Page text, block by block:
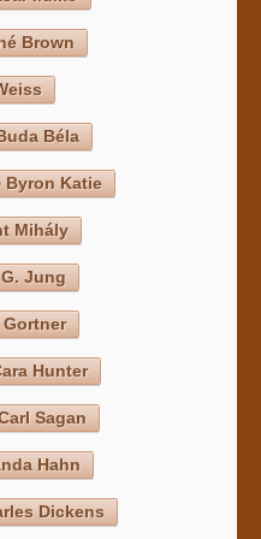
Brown
Béla
Byron Katie
Mihály
Jung
Gortner
Hunter
Sagan
Hahn
Dickens